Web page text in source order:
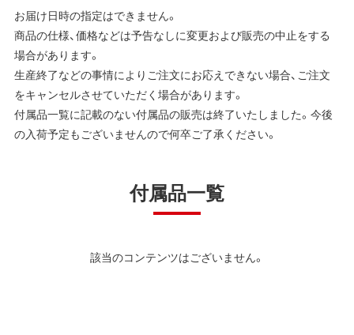
お届け日時の指定はできません。
商品の仕様、価格などは予告なしに変更および販売の中止をする
場合があります。
生産終了などの事情によりご注文にお応えできない場合、ご注文
をキャンセルさせていただく場合があります。
付属品一覧に記載のない付属品の販売は終了いたしました。今後
の入荷予定もございませんので何卒ご了承ください。
付属品一覧
該当のコンテンツはございません。